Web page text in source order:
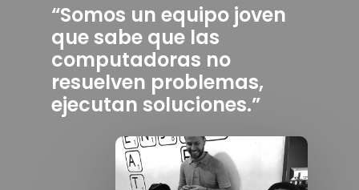
“Somos un equipo joven
que sabe que las
computadoras no
resuelven problemas,
ejecutan soluciones.”
Chatbots
Fintech
Devops
Contacto